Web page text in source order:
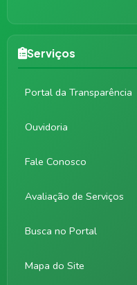
Serviços
Portal da Transparência
Ouvidoria
Fale Conosco
Avaliação de Serviços
Busca no Portal
Mapa do Site